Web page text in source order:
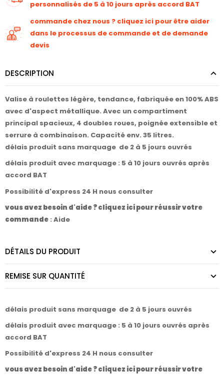
personnalisés de 5 à 10 jours après accord BAT
commande chez nous ? cliquez ici pour être aider
dans le processus de commande et de demande
devis
DESCRIPTION
Valise à roulettes légère, tendance, fabriquée en 100% ABS
avec d'aspect métallique. Avec un compartiment
principal spacieux, 4 doubles roues, poignée extensible et
serrure à combinaison. Capacité env. 35 litres.
délais produit sans marquage de 2 à 5 jours ouvrés
délais produit avec marquage : 5 à 10 jours ouvrés après
accord BAT
Possibilité d'express 24 H nous consulter
vous avez besoin d'aide ? cliquez ici pour réussir votre
commande : Aide
DÉTAILS DU PRODUIT
REMISE SUR QUANTITÉ
délais produit sans marquage de 2 à 5 jours ouvrés
délais produit avec marquage : 5 à 10 jours ouvrés après
accord BAT
Possibilité d'express 24 H nous consulter
vous avez besoin d'aide ? cliquez ici pour réussir votre